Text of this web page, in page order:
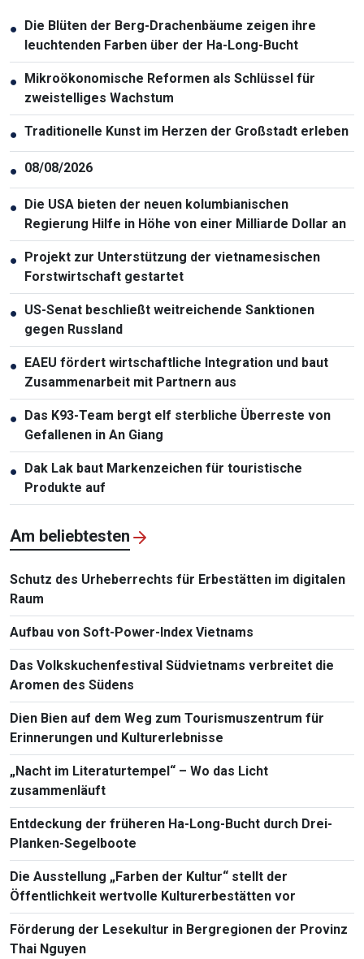
● Die Blüten der Berg-Drachenbäume zeigen ihre
leuchtenden Farben über der Ha-Long-Bucht
● Mikroökonomische Reformen als Schlüssel für
zweistelliges Wachstum
● Traditionelle Kunst im Herzen der Großstadt erleben
● 08/08/2026
● Die USA bieten der neuen kolumbianischen
Regierung Hilfe in Höhe von einer Milliarde Dollar an
● Projekt zur Unterstützung der vietnamesischen
Forstwirtschaft gestartet
● US-Senat beschließt weitreichende Sanktionen
gegen Russland
● EAEU fördert wirtschaftliche Integration und baut
Zusammenarbeit mit Partnern aus
● Das K93-Team bergt elf sterbliche Überreste von
Gefallenen in An Giang
● Dak Lak baut Markenzeichen für touristische
Produkte auf
Am beliebtesten
Schutz des Urheberrechts für Erbestätten im digitalen
Raum
Aufbau von Soft-Power-Index Vietnams
Das Volkskuchenfestival Südvietnams verbreitet die
Aromen des Südens
Dien Bien auf dem Weg zum Tourismuszentrum für
Erinnerungen und Kulturerlebnisse
„Nacht im Literaturtempel“ – Wo das Licht
zusammenläuft
Entdeckung der früheren Ha-Long-Bucht durch Drei-
Planken-Segelboote
Die Ausstellung „Farben der Kultur“ stellt der
Öffentlichkeit wertvolle Kulturerbestätten vor
Förderung der Lesekultur in Bergregionen der Provinz
Thai Nguyen